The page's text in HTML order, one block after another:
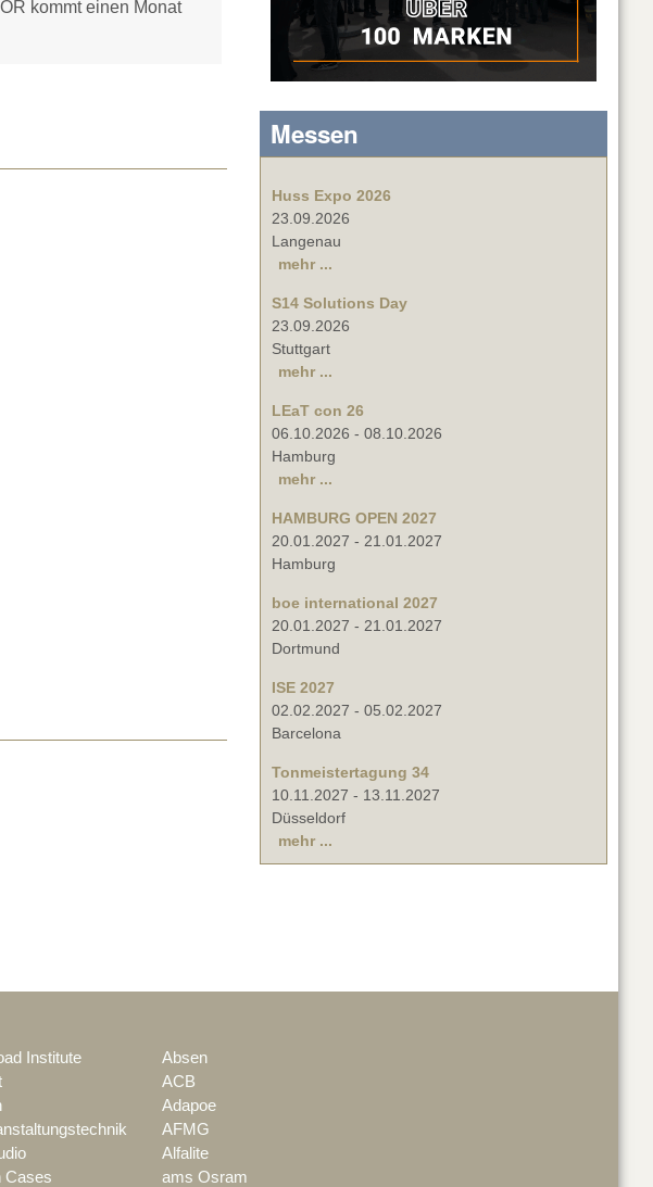
kommt einen Monat
Messen
Huss Expo 2026
23.09.2026
Langenau
mehr ...
S14 Solutions Day
23.09.2026
Stuttgart
mehr ...
LEaT con 26
06.10.2026 - 08.10.2026
Hamburg
mehr ...
HAMBURG OPEN 2027
20.01.2027 - 21.01.2027
Hamburg
boe international 2027
20.01.2027 - 21.01.2027
Dortmund
ISE 2027
02.02.2027 - 05.02.2027
Barcelona
Tonmeistertagung 34
10.11.2027 - 13.11.2027
Düsseldorf
mehr ...
Institute
Absen
ACB
Adapoe
AFMG
Alfalite
Cases
ams Osram